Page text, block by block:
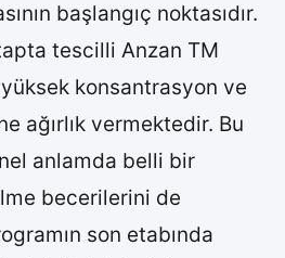
başlangıç noktasıdır.
tescilli Anzan TM
konsantrasyon ve
ağırlık vermektedir. Bu
anlamda belli bir
becerilerini de
son etabında